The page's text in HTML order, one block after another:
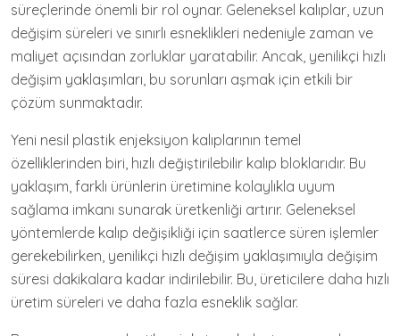
süreçlerinde önemli bir rol oynar. Geleneksel kalıplar, uzun
değişim süreleri ve sınırlı esneklikleri nedeniyle zaman ve
maliyet açısından zorluklar yaratabilir. Ancak, yenilikçi hızlı
değişim yaklaşımları, bu sorunları aşmak için etkili bir
çözüm sunmaktadır.
Yeni nesil plastik enjeksiyon kalıplarının temel
özelliklerinden biri, hızlı değiştirilebilir kalıp bloklarıdır. Bu
yaklaşım, farklı ürünlerin üretimine kolaylıkla uyum
sağlama imkanı sunarak üretkenliği artırır. Geleneksel
yöntemlerde kalıp değişikliği için saatlerce süren işlemler
gerekebilirken, yenilikçi hızlı değişim yaklaşımıyla değişim
süresi dakikalara kadar indirilebilir. Bu, üreticilere daha hızlı
üretim süreleri ve daha fazla esneklik sağlar.